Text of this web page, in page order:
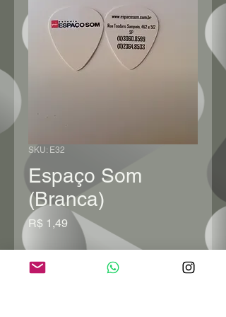
SKU: E32
Espaço Som
(Branca)
R$ 1,49 Preço
Quantidade *